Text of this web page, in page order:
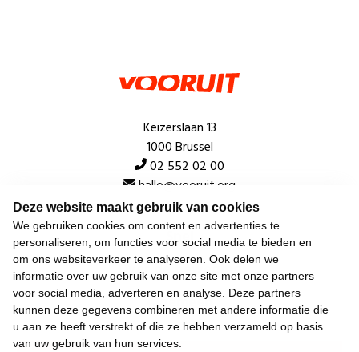
Deze website maakt gebruik van cookies
We gebruiken cookies om content en advertenties te
personaliseren, om functies voor social media te bieden en
om ons websiteverkeer te analyseren. Ook delen we
informatie over uw gebruik van onze site met onze partners
voor social media, adverteren en analyse. Deze partners
kunnen deze gegevens combineren met andere informatie die
u aan ze heeft verstrekt of die ze hebben verzameld op basis
van uw gebruik van hun services.
Keizerslaan 13
1000 Brussel
02 552 02 00
hallo@vooruit.org
Snel
Over de beweging
Algemeen